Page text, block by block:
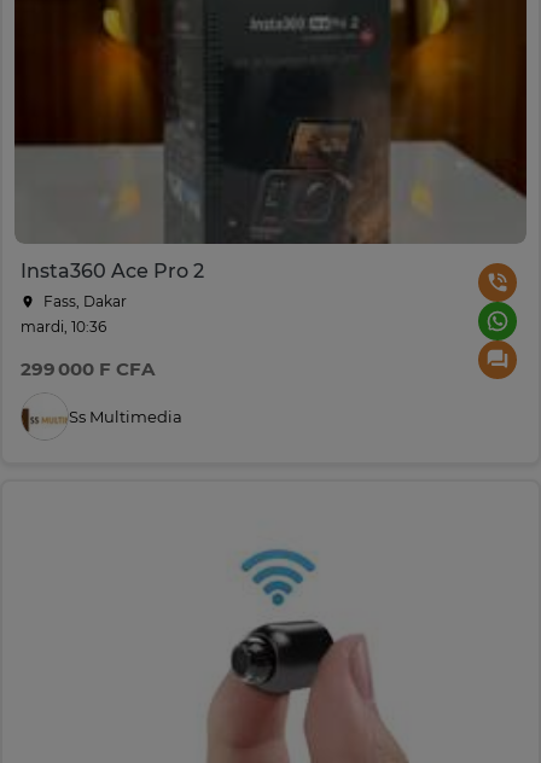
Insta360 Ace Pro 2
Fass, Dakar
mardi, 10:36
299 000 F CFA
Ss Multimedia